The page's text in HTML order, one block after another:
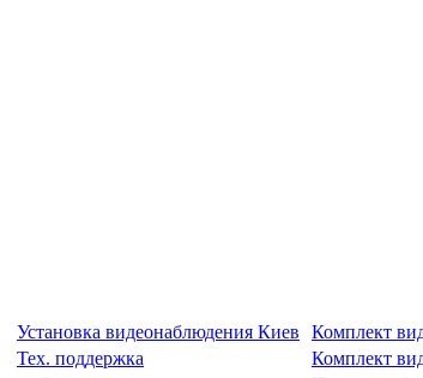
Установка видеонаблюдения Киев
Тех. поддержка
Комплект
Комплект